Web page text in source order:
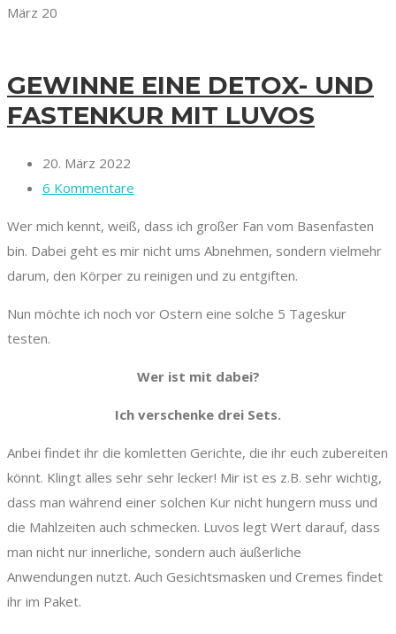
März 20
GEWINNE EINE DETOX- UND
FASTENKUR MIT LUVOS
20. März 2022
6 Kommentare
Wer mich kennt, weiß, dass ich großer Fan vom Basenfasten
bin. Dabei geht es mir nicht ums Abnehmen, sondern vielmehr
darum, den Körper zu reinigen und zu entgiften.
Nun möchte ich noch vor Ostern eine solche 5 Tageskur
testen.
Wer ist mit dabei?
Ich verschenke drei Sets.
Anbei findet ihr die komletten Gerichte, die ihr euch zubereiten
könnt. Klingt alles sehr sehr lecker! Mir ist es z.B. sehr wichtig,
dass man während einer solchen Kur nicht hungern muss und
die Mahlzeiten auch schmecken. Luvos legt Wert darauf, dass
man nicht nur innerliche, sondern auch äußerliche
Anwendungen nutzt. Auch Gesichtsmasken und Cremes findet
ihr im Paket.